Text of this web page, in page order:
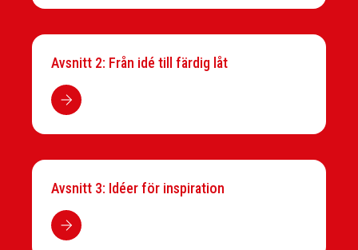
Avsnitt 2: Från idé till färdig låt
Avsnitt 3: Idéer för inspiration